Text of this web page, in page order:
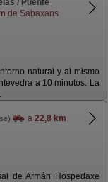
/ Puente
de Sabaxans
natural y al mismo
a 10 minutos. La
a 22,8 km
de Armán Hospedaxe